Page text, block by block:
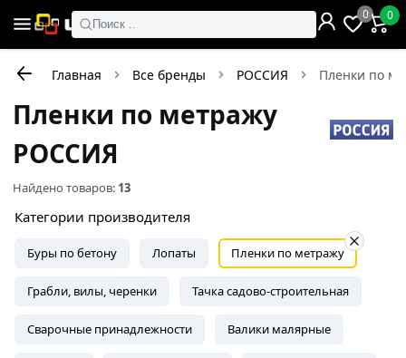
Поиск ..
0 0
Главная Все бренды РОССИЯ Пленки по
Пленки по метражу
РОССИЯ
Найдено товаров: 13
Категории производителя
Буры по бетону Лопаты Пленки по метражу
Грабли, вилы, черенки Тачка садово-строительная
Сварочные принадлежности Валики малярные